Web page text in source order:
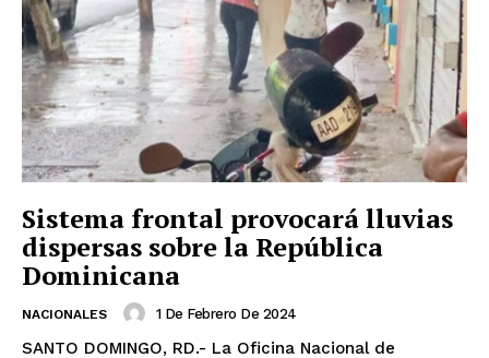
Sistema frontal provocará lluvias
dispersas sobre la República
Dominicana
NACIONALES 1 De Febrero De 2024
SANTO DOMINGO, RD.- La Oficina Nacional de